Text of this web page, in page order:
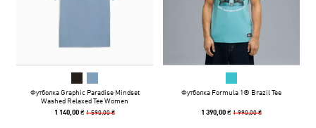
Футболка Graphic Paradise Mindset
Washed Relaxed Tee Women
1 140,00 ₴1 590,00 ₴
Футболка Formula 1® Brazil Tee
1 390,00 ₴1 990,00 ₴